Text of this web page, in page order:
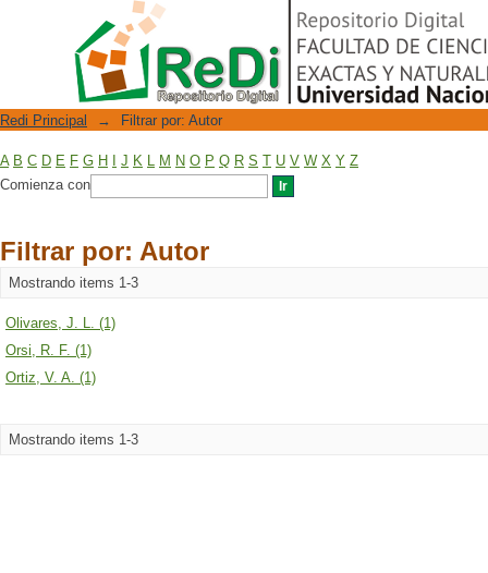
Filtrar por: Autor
Repositorio Digital
Redi Principal → Filtrar por: Autor
A B C D E F G H J K L M N O P Q R S T U V W X Y Z
Comienza con
Filtrar por: Autor
Mostrando items 1-3
Olivares, J. L. (1)
Orsi, R. F. (1)
Ortiz, V. A. (1)
Mostrando items 1-3